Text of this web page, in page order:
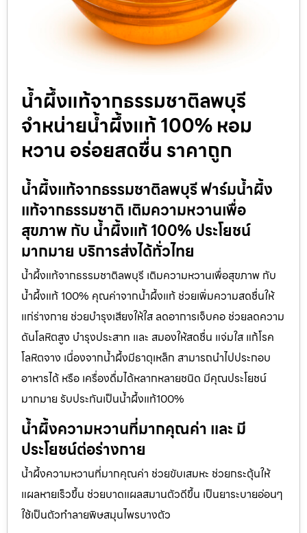
น้ำผึ้งแท้จากธรรมชาติลพบุรี
จำหน่ายน้ำผึ้งแท้ 100% หอม
หวาน อร่อยสดชื่น ราคาถูก
น้ำผึ้งแท้จากธรรมชาติลพบุรี ฟาร์มน้ำผึ้ง
แท้จากธรรมชาติ เติมความหวานเพื่อ
สุขภาพ กับ น้ำผึ้งแท้ 100% ประโยชน์
มากมาย บริการส่งได้ทั่วไทย
น้ำผึ้งแท้จากธรรมชาติลพบุรี เติมความหวานเพื่อสุขภาพ กับ
น้ำผึ้งแท้ 100% คุณค่าจากน้ำผึ้งแท้ ช่วยเพิ่มความสดชื่นให้
แก่ร่างกาย ช่วยบำรุงเสียงให้ใส ลดอาการเจ็บคอ ช่วยลดความ
ดันโลหิตสูง บำรุงประสาท และ สมองให้สดชื่น แจ่มใส แก้โรค
โลหิตจาง เนื่องจากน้ำผึ้งมีธาตุเหล็ก สามารถนำไปประกอบ
อาหารได้ หรือ เครื่องดื่มได้หลากหลายชนิด มีคุณประโยชน์
มากมาย รับประกันเป็นน้ำผึ้งแท้100%
น้ำผึ้งความหวานที่มากคุณค่า และ มี
ประโยชน์ต่อร่างกาย
น้ำผึ้งความหวานที่มากคุณค่า ช่วยขับเสมหะ ช่วยกระตุ้นให้
แผลหายเร็วขึ้น ช่วยบาดแผลสมานตัวดีขึ้น เป็นยาระบายอ่อนๆ
ใช้เป็นตัวทำลายพิษสมุนไพรบางตัว